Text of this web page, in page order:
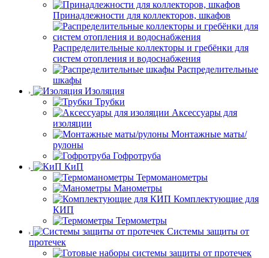
Принадлежности для коллекторов, шкафов
Распределительные коллекторы и гребёнки для
систем отопления и водоснабжения
Распределительные
шкафы
Изоляция
Трубки
Аксессуары для
изоляции
Монтажные маты/
рулоны
Гофротруба
КиП
Термоманометры
Манометры
Комплектующие для
КИП
Термометры
Системы защиты от
протечек